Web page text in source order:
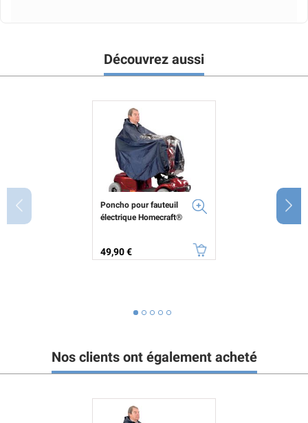
Découvrez aussi
Poncho pour fauteuil
électrique Homecraft®
Prix
49,90 €
Nos clients ont également acheté